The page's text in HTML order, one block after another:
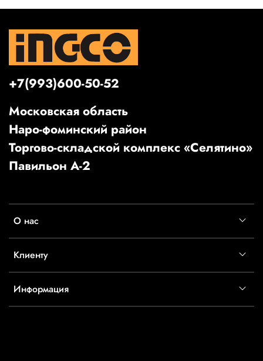
О нас
Клиенту
Информация
+7(993)600-50-52
Московская область
Наро-фоминский район
Торгово-складской комплекс «Селятино»
Павильон А-2